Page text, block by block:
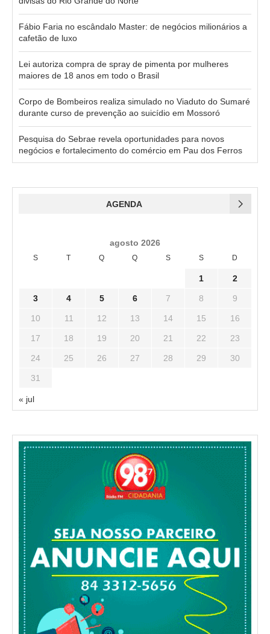
Fábio Faria no escândalo Master: de negócios milionários a
cafetão de luxo
Lei autoriza compra de spray de pimenta por mulheres
maiores de 18 anos em todo o Brasil
Corpo de Bombeiros realiza simulado no Viaduto do Sumaré
durante curso de prevenção ao suicídio em Mossoró
Pesquisa do Sebrae revela oportunidades para novos
negócios e fortalecimento do comércio em Pau dos Ferros
AGENDA
agosto 2026
S T Q Q S S D
1 2
3 4 5 6 7 8 9
10 11 12 13 14 15 16
17 18 19 20 21 22 23
24 25 26 27 28 29 30
31
« jul